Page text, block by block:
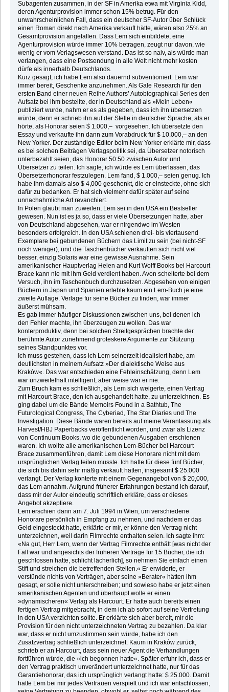
Subagenten zusammen, in der SF in Amerika etwa mit Virginia Kidd,
deren Agenturprovision immer schon 15% betrug. Für den
unwahrscheinlichen Fall, dass ein deutscher SF-Autor über Schlück
einen Roman direkt nach Amerika verkauft hätte, wären also 25% an
Gesamtprovision angefallen. Dass Lem sich einbildete, eine
Agenturprovision würde immer 10% betragen, zeugt nur davon, wie
wenig er vom Verlagswesen verstand. Das ist so naiv, als würde man
verlangen, dass eine Postsendung in alle Welt nicht mehr kosten
dürfe als innerhalb Deutschlands.
Kurz gesagt, ich habe Lem also dauernd subventioniert. Lem war
immer bereit, Geschenke anzunehmen. Als Gale Research für den
ersten Band einer neuen Reihe Authors’ Autobiographical Series den
Aufsatz bei ihm bestellte, der in Deutschland als »Mein Leben«
publiziert wurde, nahm er es als gegeben, dass ich ihn übersetzen
würde, denn er schrieb ihn auf der Stelle in deutscher Sprache, als er
hörte, als Honorar seien $ 1.000,– vorgesehen. Ich übersetzte den
Essay und verkaufte ihn dann zum Vorabdruck für $ 10.000,– an den
New Yorker. Der zuständige Editor beim New Yorker erklärte mir, dass
es bei solchen Beiträgen Verlagspolitik sei, da Übersetzer notorisch
unterbezahlt seien, das Honorar 50:50 zwischen Autor und
Übersetzer zu teilen. Ich sagte, ich würde es Lem überlassen, das
Übersetzerhonorar festzulegen. Lem fand, $ 1.000,– seien genug. Ich
habe ihm damals also $ 4,000 geschenkt, die er einsteckte, ohne sich
dafür zu bedanken. Er hat sich vielmehr dafür später auf seine
unnachahmliche Art revanchiert.
In Polen glaubt man zuweilen, Lem sei in den USA ein Bestseller
gewesen. Nun ist es ja so, dass er viele Übersetzungen hatte, aber
von Deutschland abgesehen, war er nirgendwo im Westen
besonders erfolgreich. In den USA schienen drei- bis viertausend
Exemplare bei gebundenen Büchern das Limit zu sein (bei nicht-SF
noch weniger), und die Taschenbücher verkauften sich nicht viel
besser, einzig Solaris war eine gewisse Ausnahme. Sein
amerikanischer Hauptverlag Helen and Kurt Wolff Books bei Harcourt
Brace kann nie mit ihm Geld verdient haben. Avon scheiterte bei dem
Versuch, ihn im Taschenbuch durchzusetzen. Abgesehen von einigen
Büchern in Japan und Spanien erlebte kaum ein Lem-Buch je eine
zweite Auflage. Verlage für seine Bücher zu finden, war immer
äußerst mühsam.
Es gab immer häufiger Diskussionen zwischen uns, bei denen ich
den Fehler machte, ihn überzeugen zu wollen. Das war
konterproduktiv, denn bei solchen Streitgesprächen brachte der
berühmte Autor zunehmend groteskere Argumente zur Stützung
seines Standpunktes vor.
Ich muss gestehen, dass ich Lem seinerzeit idealisiert habe, am
deutlichsten in meinem Aufsatz »Der dialektische Weise aus
Kraków«. Das war entschieden eine Fehleinschätzung, denn Lem
war unzweifelhaft intelligent, aber weise war er nie.
Zum Bruch kam es schließlich, als Lem sich weigerte, einen Vertrag
mit Harcourt Brace, den ich ausgehandelt hatte, zu unterzeichnen. Es
ging dabei um die Bände Memoirs Found in a Bathtub, The
Futurological Congress, The Cyberiad, The Star Diaries und The
Investigation. Diese Bände waren bereits auf meine Veranlassung als
Harvest/HBJ Paperbacks veröffentlicht worden, und zwar als Lizenz
von Continuum Books, wo die gebundenen Ausgaben erschienen
waren. Ich wollte alle amerikanischen Lem-Bücher bei Harcourt
Brace zusammenführen, damit Lem diese Honorare nicht mit dem
ursprünglichen Verlag teilen musste. Ich hatte für diese fünf Bücher,
die sich bis dahin sehr mäßig verkauft hatten, insgesamt $ 25.000
verlangt. Der Verlag konterte mit einem Gegenangebot von $ 20,000,
das Lem annahm. Aufgrund früherer Erfahrungen bestand ich darauf,
dass mir der Autor eindeutig schriftlich erkläre, dass er dieses
Angebot akzeptiere.
Lem erschien dann am 7. Juli 1994 in Wien, um verschiedene
Honorare persönlich in Empfang zu nehmen, und nachdem er das
Geld eingesteckt hatte, erklärte er mir, er könne den Vertrag nicht
unterzeichnen, weil darin Filmrechte enthalten seien. Ich sagte ihm:
«Na gut, Herr Lem, wenn der Vertrag Filmrechte enthält [was nicht der
Fall war und angesichts der früheren Verträge für 15 Bücher, die ich
geschlossen hatte, schlicht lächerlich], so nehmen Sie einfach einen
Stift und streichen die betreffenden Stellen.« Er erwiderte, er
verstünde nichts von Verträgen, aber seine »Berater« hätten ihm
gesagt, er solle nicht unterschreiben; und sowieso habe er jetzt einen
amerikanischen Agenten und überhaupt wolle er einen
»dynamischeren« Verlag als Harcourt. Er hatte auch bereits einen
fertigen Vertrag mitgebracht, in dem ich ab sofort auf seine Vertretung
in den USA verzichten sollte. Er erklärte sich aber bereit, mir die
Provision für den nicht unterzeichneten Vertrag zu bezahlen. Da klar
war, dass er nicht umzustimmen sein würde, habe ich den
Zusatzvertrag schließlich unterzeichnet. Kaum in Kraków zurück,
schrieb er an Harcourt, dass sein neuer Agent die Verhandlungen
fortführen würde, die »ich begonnen hatte«. Später erfuhr ich, dass er
den Vertrag praktisch unverändert unterzeichnet hatte, nur für das
Garantiehonorar, das ich ursprünglich verlangt hatte: $ 25.000. Damit
hatte Lem bei mir jedes Vertrauen verspielt und ich war entschlossen,